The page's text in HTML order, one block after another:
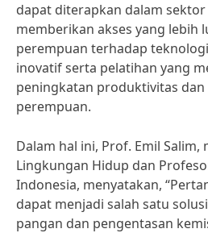
dapat diterapkan dalam
memberikan akses yang lebih
perempuan terhadap
inovatif serta pelatihan yang
peningkatan produktivitas
perempuan.
Dalam hal ini, Prof. Emil
Lingkungan Hidup dan
Indonesia, menyatakan,
dapat menjadi salah satu
pangan dan pengentasan